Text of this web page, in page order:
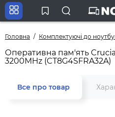
Головна Комплектуючі до
Оперативна пам'ять
3200MHz (CT8G4SFRA32A)
Все про товар